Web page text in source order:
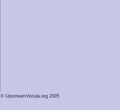
© UpstreamVistula.org 2005